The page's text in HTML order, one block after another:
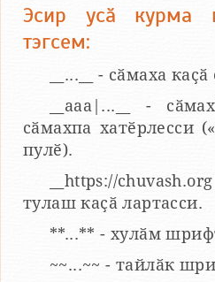
Эсир усӑ курма
тэгсем:
__...__ - сӑмаха
__aaa|...__ -
сӑмахпа хатӗрлесси
пулӗ).
__https://
тулаш каҫӑ лартасси.
**...** - хулӑм
~~...~~ - тайлӑк